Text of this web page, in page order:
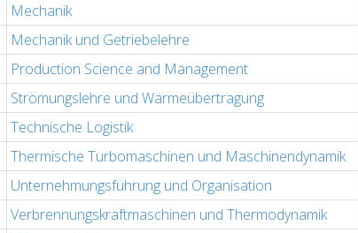
Mechanik
Mechanik und Getriebelehre
Production Science and Management
Strömungslehre und Wärmeübertragung
Technische Logistik
Thermische Turbomaschinen und Maschinendynamik
Unternehmungsführung und Organisation
Verbrennungskraftmaschinen und Thermodynamik